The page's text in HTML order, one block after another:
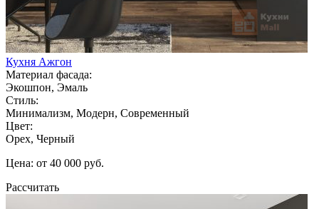
Кухня Ажгон
Материал фасада:
Экошпон, Эмаль
Стиль:
Минимализм, Модерн, Современный
Цвет:
Орех, Черный
Цена: от 40 000 руб.
Рассчитать